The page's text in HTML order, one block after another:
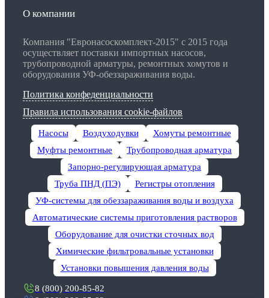
О компании
Компания "Евронасоскомплект-2015" с 2015 года
осуществляет поставки импортных насосов,
трубопроводной арматуры, ремонтных хомутов и
оборудования УФ-обеззараживания воды.
Политика конфеденциальности
Правила использования cookie-файлов
Насосы Воздуходувки
Хомуты ремонтные
Муфты ремонтные
Трубопроводная арматура
Запорно-регулирующая арматура
Труба ПНД (ПЭ)
Регистры отопления
УФ-системы для обеззараживания воды и воздуха
Автоматические системы приготовления растворов
Оборудование для очистки сточных вод
Химические фильтровальные установки
Установки повышения давления воды
8 (800) 200-85-82